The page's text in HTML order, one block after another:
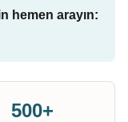
hemen arayın:
500+